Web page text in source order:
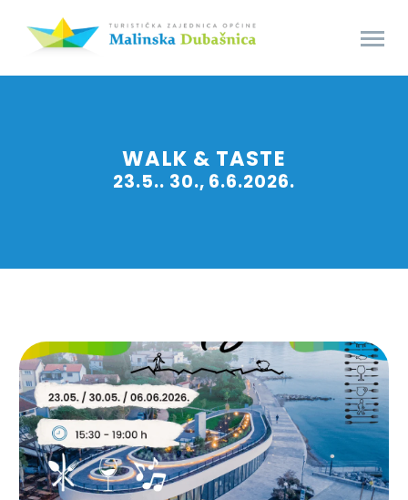
WALK & TASTE
23.5.. 30., 6.6.2026.